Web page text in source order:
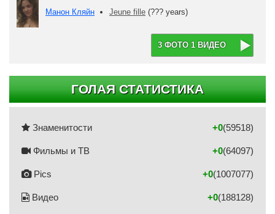
Манон Кляйн Jeune fille (??? years)
3 ФОТО 1 ВИДЕО
ГОЛАЯ СТАТИСТИКА
Знаменитости (59518)
+0
Фильмы и ТВ (64097)
+0
Pics (1007077)
+0
Видео (188128)
+0